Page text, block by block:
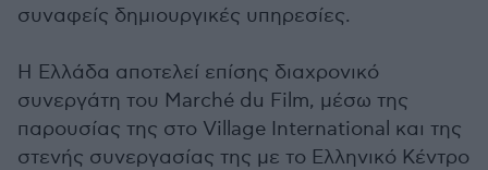
συναφείς δημιουργικές υπηρεσίες.
Η Ελλάδα αποτελεί επίσης διαχρονικό
συνεργάτη του Marché du Film, μέσω της
παρουσίας της στο Village International και της
στενής συνεργασίας της με το Ελληνικό Κέντρο